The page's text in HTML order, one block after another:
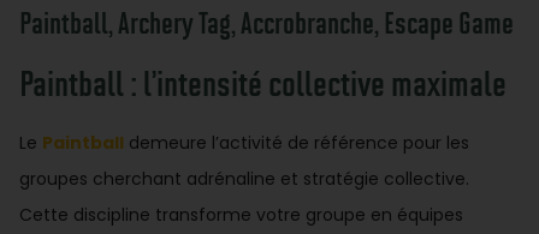
Paintball, Archery Tag, Accrobranche, Escape Game
Paintball : l’intensité collective maximale
Le Paintball demeure l’activité de référence pour les
groupes cherchant adrénaline et stratégie collective.
Cette discipline transforme votre groupe en équipes